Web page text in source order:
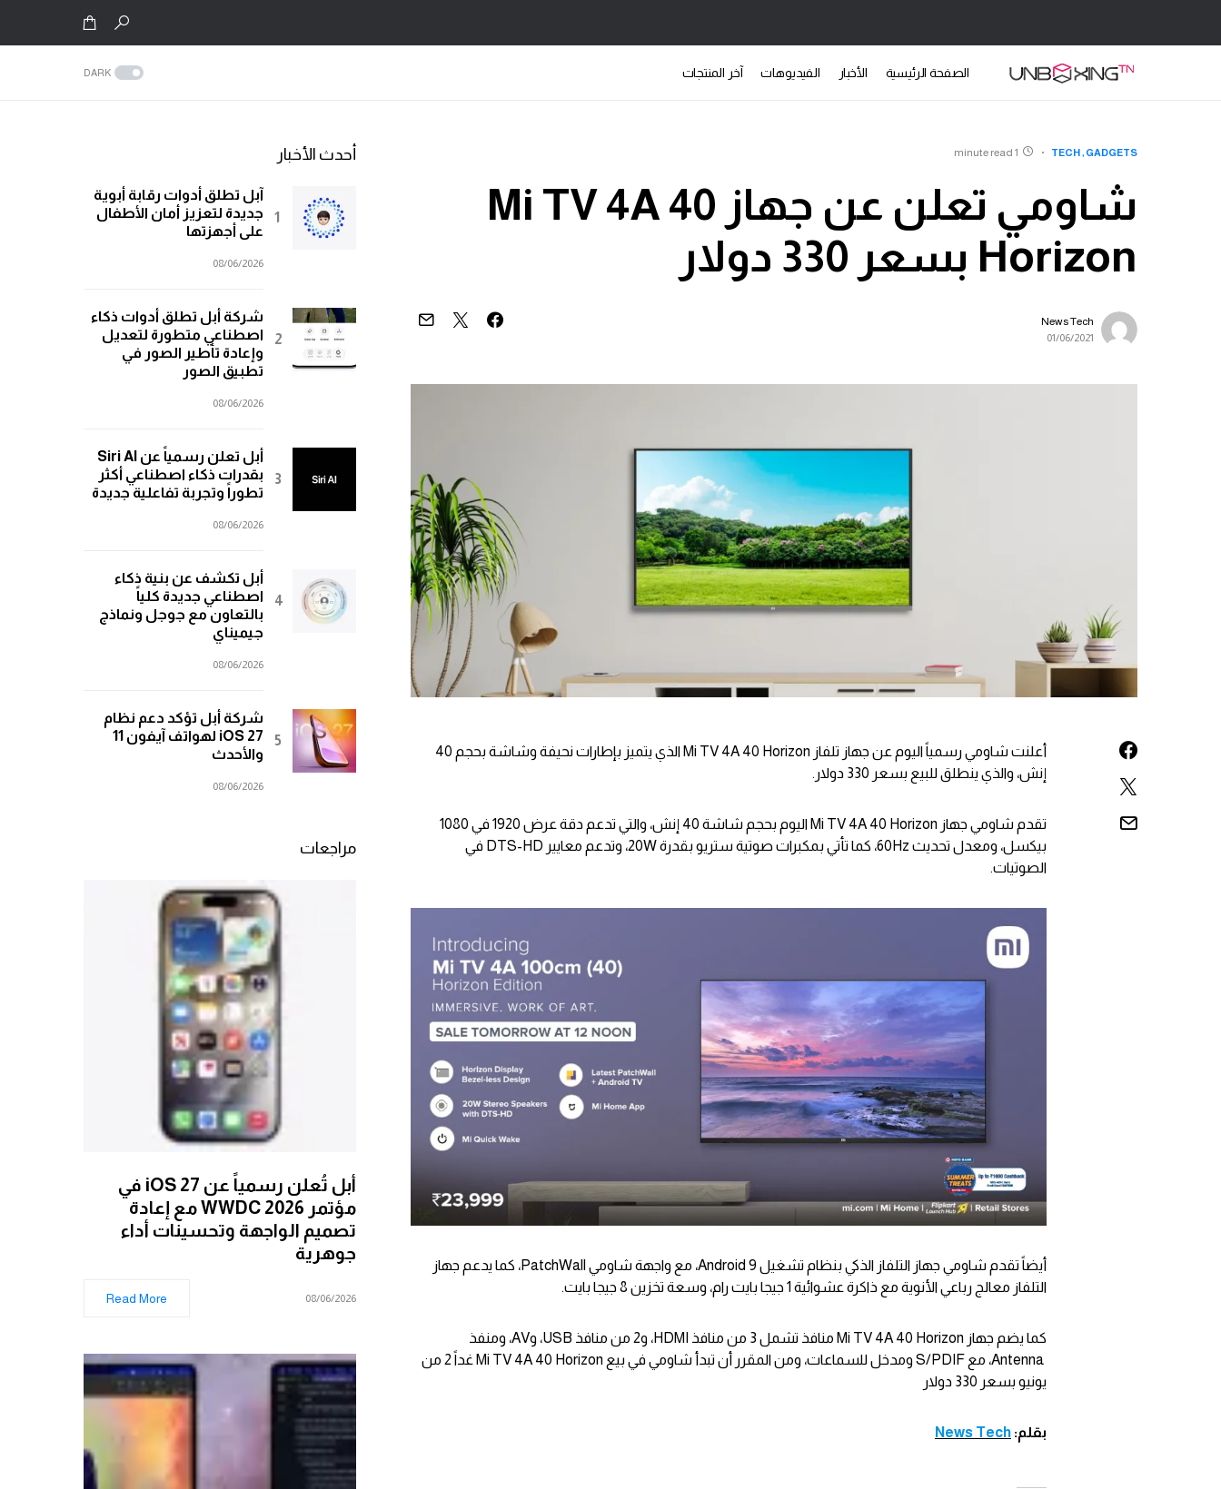
الصفحة الرئيسية الأخبار الفيديوهات آخر المنتجات DARK
GADGETS
TECH
1 minute read
شاومي تعلن عن جهاز Mi TV 4A 40
Horizon بسعر 330 دولار
News Tech
01/06/2021
أعلنت شاومي رسمياً اليوم عن جهاز تلفاز Mi TV 4A 40 Horizon الذي يتميز بإطارات نحيفة وشاشة بحجم 40
إنش، والذي ينطلق للبيع بسعر 330 دولار.
تقدم شاومي جهاز Mi TV 4A 40 Horizon اليوم بحجم شاشة 40 إنش، والتي تدعم دقة عرض 1920 في 1080
بيكسل، ومعدل تحديث 60Hz، كما تأتي بمكبرات صوتية ستريو بقدرة 20W، وتدعم معايير DTS-HD في
الصوتيات.
أيضاً تقدم شاومي جهاز التلفاز الذكي بنظام تشغيل Android 9، مع واجهة شاومي PatchWall، كما يدعم جهاز
التلفاز معالج رباعي الأنوية مع ذاكرة عشوائية 1 جيجا بايت رام، وسعة تخزين 8 جيجا بايت.
كما يضم جهاز Mi TV 4A 40 Horizon منافذ تشمل 3 من منافذ HDMI، و2 من منافذ USB، وAV، ومنفذ
Antenna، مع S/PDIF ومدخل للسماعات، ومن المقرر أن تبدأ شاومي في بيع Mi TV 4A 40 Horizon غداً 2 من
يونيو بسعر 330 دولار
بقلم: News Tech
أحدث الأخبار
آبل تطلق أدوات رقابة أبوية
جديدة لتعزيز أمان الأطفال
على أجهزتها
08/06/2026
شركة أبل تطلق أدوات ذكاء
اصطناعي متطورة لتعديل
وإعادة تأطير الصور في
تطبيق الصور
08/06/2026
أبل تعلن رسمياً عن Siri AI
بقدرات ذكاء اصطناعي أكثر
تطوراً وتجربة تفاعلية جديدة
08/06/2026
أبل تكشف عن بنية ذكاء
اصطناعي جديدة كلياً
بالتعاون مع جوجل ونماذج
جيميناي
08/06/2026
شركة أبل تؤكد دعم نظام
iOS 27 لهواتف آيفون 11
والأحدث
08/06/2026
مراجعات
أبل تُعلن رسمياً عن iOS 27 في
مؤتمر WWDC 2026 مع إعادة
تصميم الواجهة وتحسينات أداء
جوهرية
08/06/2026
Read More